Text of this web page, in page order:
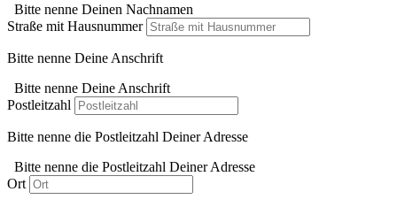
Bitte nenne Deinen Nachnamen
Straße mit Hausnummer
Bitte nenne Deine Anschrift
Bitte nenne Deine Anschrift
Postleitzahl
Bitte nenne die Postleitzahl Deiner Adresse
Bitte nenne die Postleitzahl Deiner Adresse
Ort